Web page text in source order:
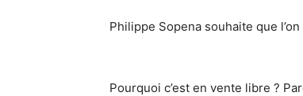
Philippe Sopena souhaite que l’on
Pourquoi c’est en vente libre ?